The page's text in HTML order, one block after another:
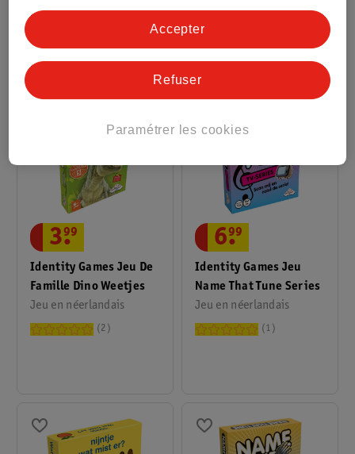
1
Identity Games Jeu De
Famille Dino Weetjes
Jeu en néerlandais
3.
99
2
Identity Games Jeu
Name That Tune Series
Jeu en néerlandais
6.
99
1
Paramétrer les cookies
Refuser
Accepter